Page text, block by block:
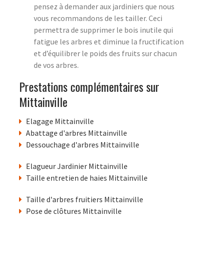
pensez à demander aux jardiniers que nous
vous recommandons de les tailler. Ceci
permettra de supprimer le bois inutile qui
fatigue les arbres et diminue la fructification
et d’équilibrer le poids des fruits sur chacun
de vos arbres.
Prestations complémentaires sur
Mittainville
Elagage Mittainville
Abattage d'arbres Mittainville
Dessouchage d'arbres Mittainville
Elagueur Jardinier Mittainville
Taille entretien de haies Mittainville
Taille d'arbres fruitiers Mittainville
Pose de clôtures Mittainville